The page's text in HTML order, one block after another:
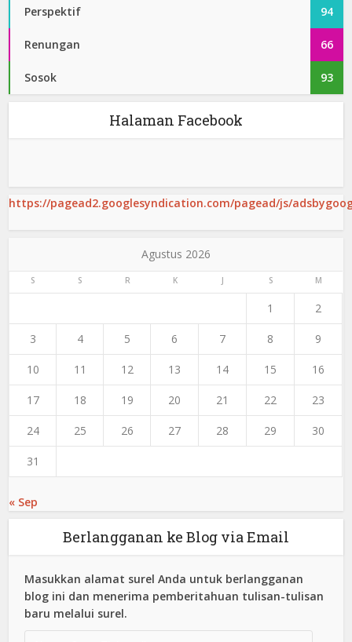
Perspektif 94
Renungan 66
Sosok 93
Halaman Facebook
https://pagead2.googlesyndication.com/pagead/js/
Agustus 2026
S S R K J S M
1 2
3 4 5 6 7 8 9
10 11 12 13 14 15 16
17 18 19 20 21 22 23
24 25 26 27 28 29 30
31
« Sep
Berlangganan ke Blog via Email
Masukkan alamat surel Anda untuk berlangganan
blog ini dan menerima pemberitahuan tulisan-tulisan
baru melalui surel.